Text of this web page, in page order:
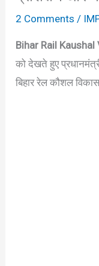
2 Comments /
Bihar Rail Kaushal
को देखते हुए
बिहार रेल कौशल